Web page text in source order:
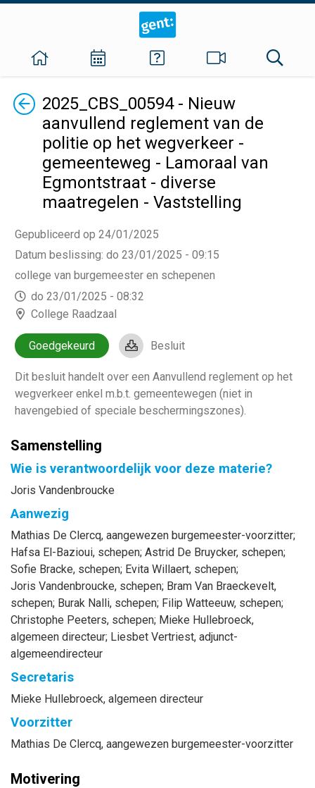
Terug2025_CBS_00594 - Nieuw
aanvullend reglement van de
politie op het wegverkeer -
gemeenteweg - Lamoraal van
Egmontstraat - diverse
maatregelen - Vaststelling
Gepubliceerd op 24/01/2025
Datum beslissing: do 23/01/2025 - 09:15
college van burgemeester en schepenen
do 23/01/2025 - 08:32
College Raadzaal
Goedgekeurd Besluit
Dit besluit handelt over een Aanvullend reglement op het
wegverkeer enkel m.b.t. gemeentewegen (niet in
havengebied of speciale beschermingszones).
Samenstelling
Wie is verantwoordelijk voor deze materie?
Joris Vandenbroucke
Aanwezig
Mathias De Clercq, aangewezen burgemeester-voorzitter;
Hafsa El-Bazioui, schepen; Astrid De Bruycker, schepen;
Sofie Bracke, schepen; Evita Willaert, schepen;
Joris Vandenbroucke, schepen; Bram Van Braeckevelt,
schepen; Burak Nalli, schepen; Filip Watteeuw, schepen;
Christophe Peeters, schepen; Mieke Hullebroeck,
algemeen directeur; Liesbet Vertriest, adjunct-
algemeendirecteur
Secretaris
Mieke Hullebroeck, algemeen directeur
Voorzitter
Mathias De Clercq, aangewezen burgemeester-voorzitter
Motivering